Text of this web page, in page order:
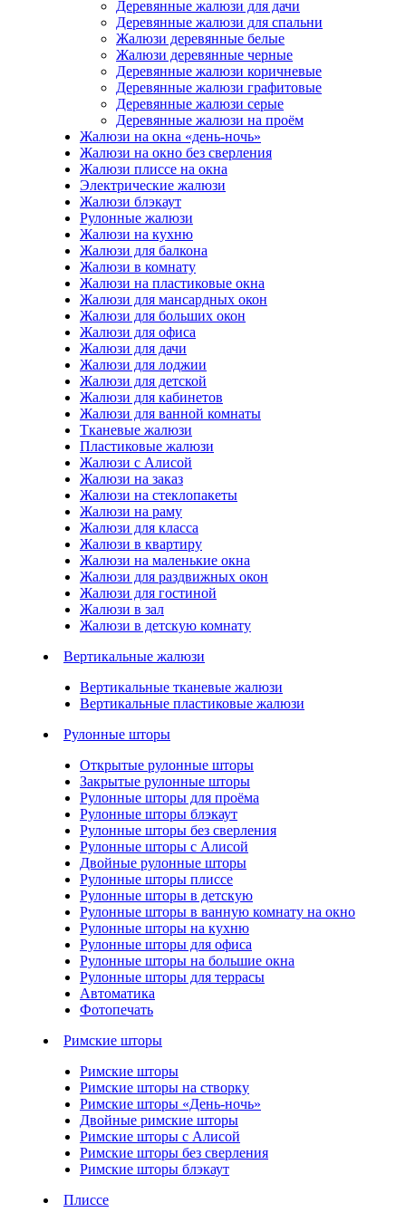
Деревянные жалюзи для дачи
Деревянные жалюзи для спальни
Жалюзи деревянные белые
Жалюзи деревянные черные
Деревянные жалюзи коричневые
Деревянные жалюзи графитовые
Деревянные жалюзи серые
Деревянные жалюзи на проём
Жалюзи на окна «день-ночь»
Жалюзи на окно без сверления
Жалюзи плиссе на окна
Электрические жалюзи
Жалюзи блэкаут
Рулонные жалюзи
Жалюзи на кухню
Жалюзи для балкона
Жалюзи в комнату
Жалюзи на пластиковые окна
Жалюзи для мансардных окон
Жалюзи для больших окон
Жалюзи для офиса
Жалюзи для дачи
Жалюзи для лоджии
Жалюзи для детской
Жалюзи для кабинетов
Жалюзи для ванной комнаты
Тканевые жалюзи
Пластиковые жалюзи
Жалюзи с Алисой
Жалюзи на заказ
Жалюзи на стеклопакеты
Жалюзи на раму
Жалюзи для класса
Жалюзи в квартиру
Жалюзи на маленькие окна
Жалюзи для раздвижных окон
Жалюзи для гостиной
Жалюзи в зал
Жалюзи в детскую комнату
Вертикальные жалюзи
Вертикальные тканевые жалюзи
Вертикальные пластиковые жалюзи
Рулонные шторы
Открытые рулонные шторы
Закрытые рулонные шторы
Рулонные шторы для проёма
Рулонные шторы блэкаут
Рулонные шторы без сверления
Рулонные шторы с Алисой
Двойные рулонные шторы
Рулонные шторы плиссе
Рулонные шторы в детскую
Рулонные шторы в ванную комнату на окно
Рулонные шторы на кухню
Рулонные шторы для офиса
Рулонные шторы на большие окна
Рулонные шторы для террасы
Автоматика
Фотопечать
Римские шторы
Римские шторы
Римские шторы на створку
Римские шторы «День-ночь»
Двойные римские шторы
Римские шторы с Алисой
Римские шторы без сверления
Римские шторы блэкаут
Плиссе